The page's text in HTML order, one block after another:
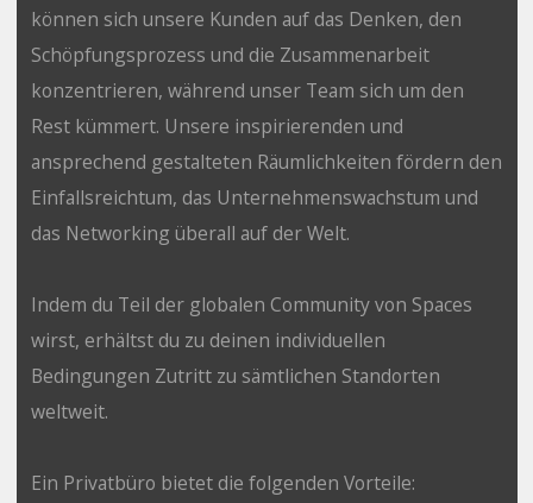
können sich unsere Kunden auf das Denken, den
Schöpfungsprozess und die Zusammenarbeit
konzentrieren, während unser Team sich um den
Rest kümmert. Unsere inspirierenden und
ansprechend gestalteten Räumlichkeiten fördern den
Einfallsreichtum, das Unternehmenswachstum und
das Networking überall auf der Welt.
Indem du Teil der globalen Community von Spaces
wirst, erhältst du zu deinen individuellen
Bedingungen Zutritt zu sämtlichen Standorten
weltweit.
Ein Privatbüro bietet die folgenden Vorteile: